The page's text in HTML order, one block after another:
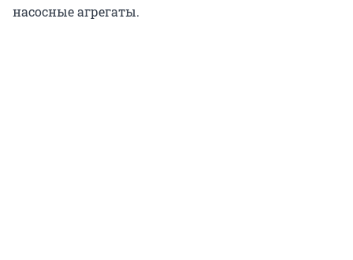
насосные агрегаты.